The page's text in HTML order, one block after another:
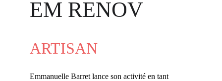
EM RENOV
Emmanuelle Barret lance son activité en tant
ARTISAN